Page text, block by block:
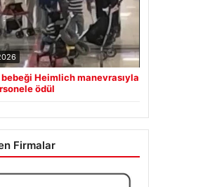
bebeği Heimlich manevrasıyla
ödül
Firmalar